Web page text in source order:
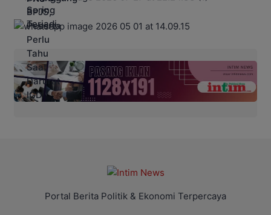
Portal Berita Politik & Ekonomi Terpercaya